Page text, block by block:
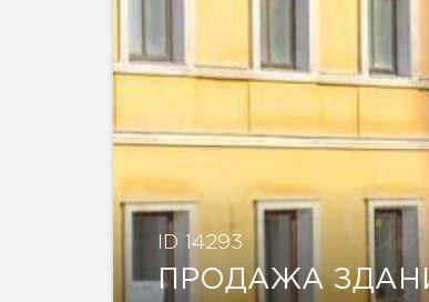
ID 14293
ПРОДАЖА